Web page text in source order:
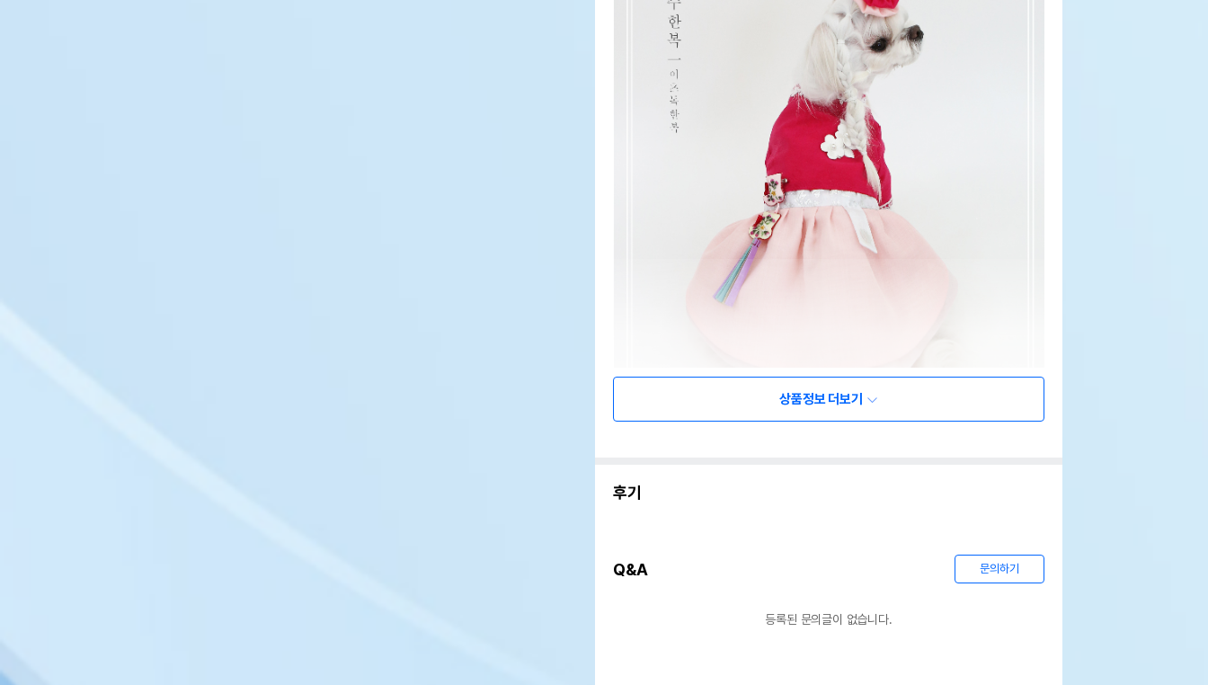
상품정보 더보기
후기
Q&A 문의하기
등록된 문의글이 없습니다.